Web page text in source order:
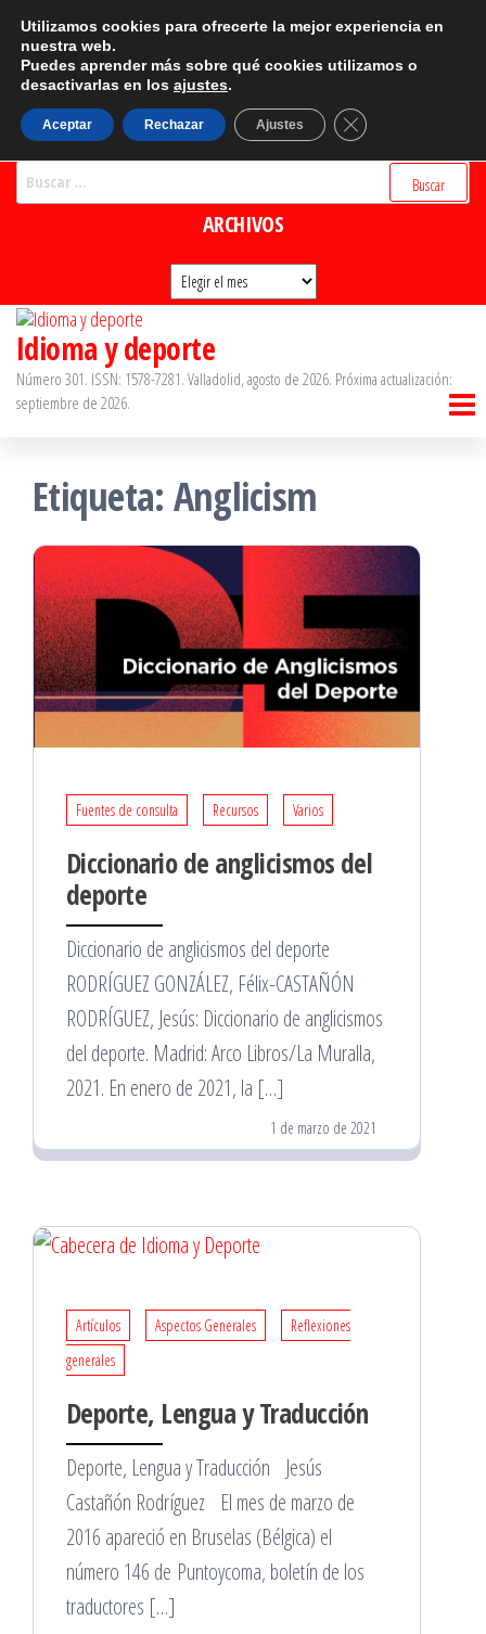
Saltar
contenido
CATEGORÍAS
Categorías
BUSCADOR
ARCHIVOS
Archivos
Idioma y deporte
Número 301. ISSN: 1578-7281. Valladolid, agosto de 2026. Próxima actualización:
septiembre de 2026.
Etiqueta: Anglicism
Fuentes de consulta Recursos Varios
Diccionario de anglicismos del
deporte
Diccionario de anglicismos del deporte
RODRÍGUEZ GONZÁLEZ, Félix-CASTAÑÓN
RODRÍGUEZ, Jesús: Diccionario de anglicismos
del deporte. Madrid: Arco Libros/La Muralla,
2021. En enero de 2021, la […]
1 de marzo de 2021
Artículos Aspectos Generales
Reflexiones
generales
Deporte, Lengua y Traducción
Deporte, Lengua y Traducción Jesús
Castañón Rodríguez El mes de marzo de
2016 apareció en Bruselas (Bélgica) el
número 146 de Puntoycoma, boletín de los
traductores […]
Utilizamos cookies para ofrecerte la mejor experiencia en
nuestra web.
Puedes aprender más sobre qué cookies utilizamos o
desactivarlas en los ajustes.
Aceptar Rechazar Ajustes Cerrar el banner